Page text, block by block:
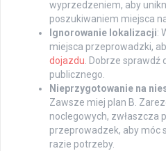
wyprzedzeniem, aby
poszukiwaniem miejsca
Ignorowanie lokalizacji:
miejsca przeprowadzki,
dojazdu. Dobrze sprawdź
publicznego.
Nieprzygotowanie na
Zawsze miej plan B.
noclegowych, zwłaszcza
przeprowadzek, aby móc
razie potrzeby.